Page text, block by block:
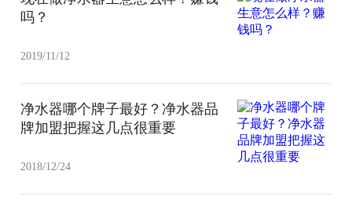
吗？
2019/11/12
净水器哪个牌子最好？净水器品
牌加盟把握这几点很重要
2018/12/24